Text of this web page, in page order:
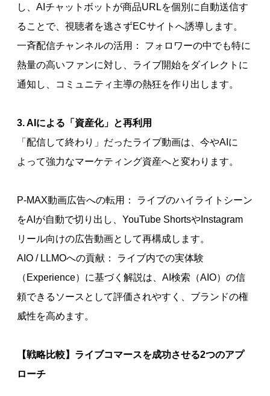
し、AIチャットボットが商品URLを個別に自動送信す
ることで、視聴者を逃さずECサイトへ誘導します。
一斉配信チャンネルの活用： フォロワーの中でも特に
熱量の高いファンに対し、ライブ開始をダイレクトに
通知し、コミュニティ主導の熱狂を作り出します。
3. AIによる「資産化」と再利用
「配信して終わり」だったライブ動画は、今やAIに
よって強力なマーケティング資産へと変わります。
P-MAX動画広告への転用： ライブのハイライトシーン
をAIが自動で切り出し、YouTube ShortsやInstagram
リール向けの広告動画として再構成します。
AIO / LLMOへの貢献： ライブ内での実体験
（Experience）に基づく解説は、AI検索（AIO）の信
頼できるソースとして評価されやすく、ブランドの権
威性を高めます。
【戦略比較】ライブコマースを成功させる2つのアプ
ローチ